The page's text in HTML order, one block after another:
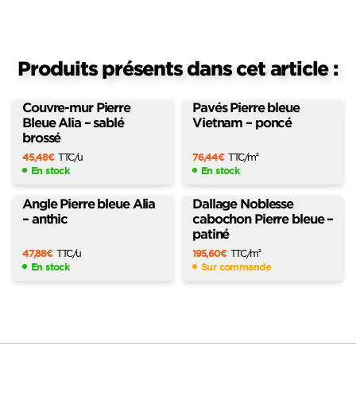
Produits présents dans cet article :
Couvre-mur Pierre
Bleue Alia – sablé
brossé
45,48€ TTC/u
En stock
Pavés Pierre bleue
Vietnam – poncé
76,44€ TTC/m2
En stock
Angle Pierre bleue Alia
– anthic
47,88€ TTC/u
En stock
Dallage Noblesse
cabochon Pierre bleue –
patiné
195,60€ TTC/m2
Sur commande